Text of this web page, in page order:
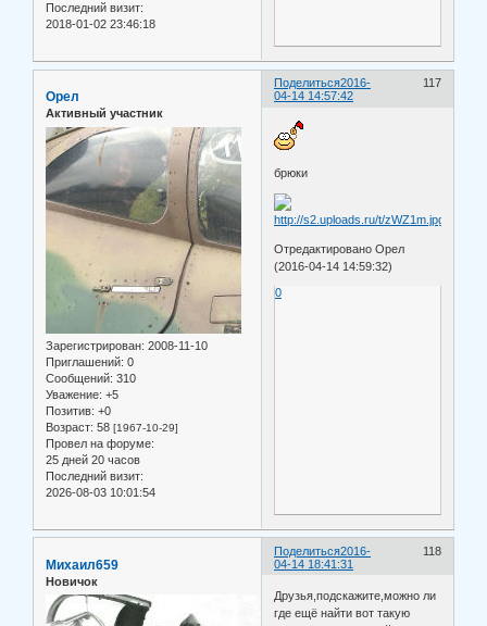
Последний визит:
2018-01-02 23:46:18
Поделиться 117
2016-
04-14 14:57:42
Орел
Активный участник
Зарегистрирован: 2008-11-10
Приглашений: 0
Сообщений: 310
Уважение: +5
Позитив: +0
Возраст: 58 [1967-10-29]
Провел на форуме:
25 дней 20 часов
Последний визит:
2026-08-03 10:01:54
брюки
Отредактировано Орел
(2016-04-14 14:59:32)
0
Поделиться 118
2016-
04-14 18:41:31
Михаил659
Новичок
Друзья,подскажите,можно ли
где ещё найти вот такую